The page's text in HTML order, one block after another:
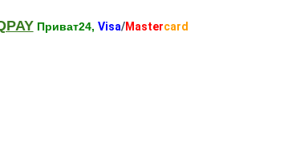
Приват24, Visa/Mastercard